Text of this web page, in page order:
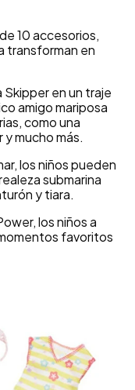
10 accesorios,
transforman en
Skipper en un traje
amigo mariposa
como una
y mucho más.
los niños pueden
submarina
y tiara.
los niños a
favoritos